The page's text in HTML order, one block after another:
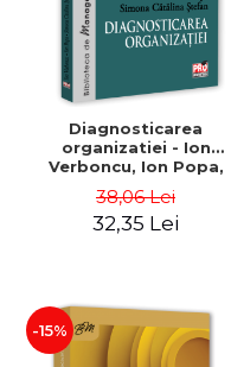
Diagnosticarea
organizatiei - Ion
Verboncu, Ion Popa,
38,06 Lei
32,35 Lei
-15%